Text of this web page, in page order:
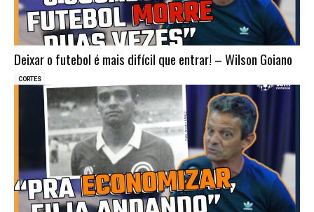
Deixar o futebol é mais difícil que entrar! – Wilson Goiano
CORTES